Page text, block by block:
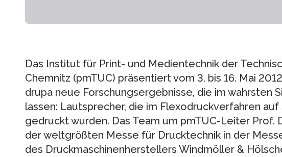
Das Institut für Print- und Medientechnik der
Chemnitz (pmTUC) präsentiert vom 3. bis 16. Mai
drupa neue Forschungsergebnisse, die im wahrsten
lassen: Lautsprecher, die im Flexodruckverfahren auf
gedruckt wurden. Das Team um pmTUC-Leiter Prof.
der weltgrößten Messe für Drucktechnik in der
des Druckmaschinenherstellers Windmöller &